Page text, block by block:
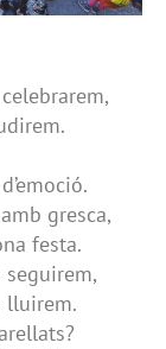
gresca,
festa.
lluirem.